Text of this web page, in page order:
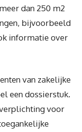
dan 250 m2
bijvoorbeeld
informatie over
van zakelijke
een dossierstuk.
voor